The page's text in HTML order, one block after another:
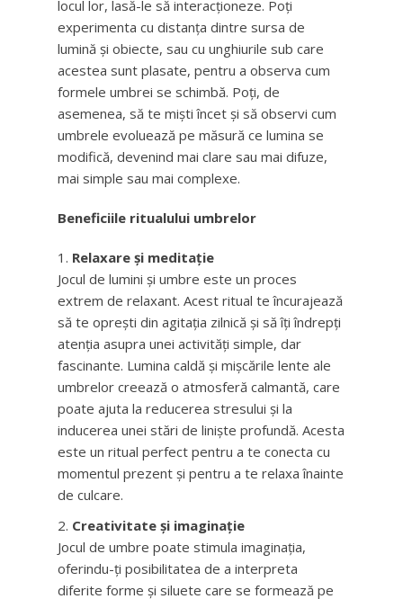
locul lor, lasă-le să interacționeze. Poți
experimenta cu distanța dintre sursa de
lumină și obiecte, sau cu unghiurile sub care
acestea sunt plasate, pentru a observa cum
formele umbrei se schimbă. Poți, de
asemenea, să te miști încet și să observi cum
umbrele evoluează pe măsură ce lumina se
modifică, devenind mai clare sau mai difuze,
mai simple sau mai complexe.
Beneficiile ritualului umbrelor
Relaxare și meditație
Jocul de lumini și umbre este un proces
extrem de relaxant. Acest ritual te încurajează
să te oprești din agitația zilnică și să îți îndrepți
atenția asupra unei activități simple, dar
fascinante. Lumina caldă și mișcările lente ale
umbrelor creează o atmosferă calmantă, care
poate ajuta la reducerea stresului și la
inducerea unei stări de liniște profundă. Acesta
este un ritual perfect pentru a te conecta cu
momentul prezent și pentru a te relaxa înainte
de culcare.
Creativitate și imaginație
Jocul de umbre poate stimula imaginația,
oferindu-ți posibilitatea de a interpreta
diferite forme și siluete care se formează pe